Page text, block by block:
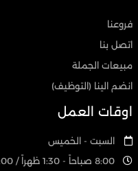
فروعنا
اتصل بنا
مبيعات الجملة
انضم الينا (التوظيف)
اوقات العمل
السبت - الخميس
8:00 صباحاً - 1:30 ظهراً / 5:00 مساءً - 10:00 مساءً